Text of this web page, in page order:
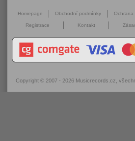
Homepage Obchodní podmínky Ochrana
Registrace Kontakt
Copyright © 2007 - 2026 Musicrecords.cz ,